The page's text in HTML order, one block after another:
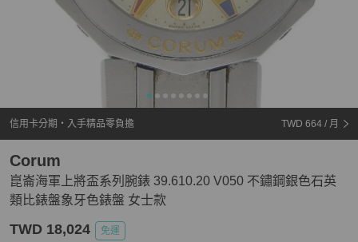
信用卡分期・入手精品零負擔 TWD 664 / 月
崑崙海軍上將盃系列腕錶 39.610.20 V050 不鏽鋼銀色石英
類比錶盤象牙色錶盤 女士款
Corum
TWD 18,024 免運